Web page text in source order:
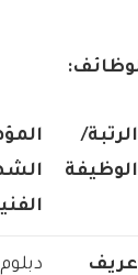
الرتبة/
الوظيفة
عريف